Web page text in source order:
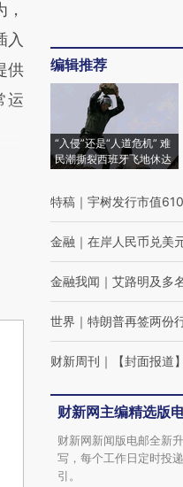
入
供
运
编辑推荐
“入侵”还是“人道危机” 难
民潮撕裂西班牙飞地休达
特稿 ｜ 宇树发行市值
金融 ｜ 在岸人民币兑美
金融我闻 ｜ 艾路明及多
世界 ｜ 特朗普再签两份
财新周刊 ｜ 【封面报道
财新网主编精选版
财新网新闻版电邮全新
写，每个工作日定时投
引。